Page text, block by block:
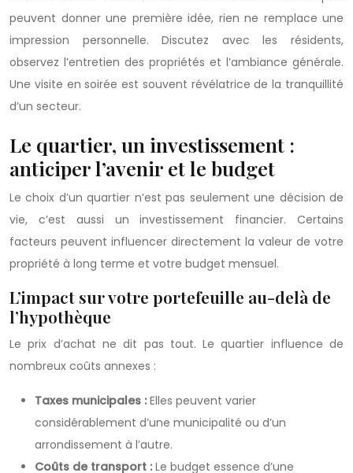
peuvent donner une première idée, rien ne remplace une
impression personnelle. Discutez avec les résidents,
observez l’entretien des propriétés et l’ambiance générale.
Une visite en soirée est souvent révélatrice de la tranquillité
d’un secteur.
Le quartier, un investissement :
anticiper l’avenir et le budget
Le choix d’un quartier n’est pas seulement une décision de
vie, c’est aussi un investissement financier. Certains
facteurs peuvent influencer directement la valeur de votre
propriété à long terme et votre budget mensuel.
L’impact sur votre portefeuille au-delà de
l’hypothèque
Le prix d’achat ne dit pas tout. Le quartier influence de
nombreux coûts annexes :
Taxes municipales : Elles peuvent varier
considérablement d’une municipalité ou d’un
arrondissement à l’autre.
Coûts de transport : Le budget essence d’une